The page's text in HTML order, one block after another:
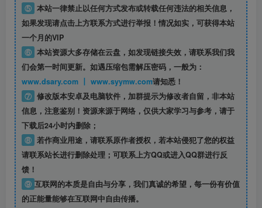
⑤ 本站一律禁止以任何方式发布或转载任何违法的相关信息，
如果发现请点击上方联系方式进行举报！情况如实，可获得本站
一个月的VIP
⑥ 本站资源大多存储在云盘，如发现链接失效，请联系我们我
们会第一时间更新。如遇压缩包需解压密码，一般为：
www.dsary.com 丨 www.syymw.com请知悉！
⑦ 修改版本安卓及电脑软件，加群提示为修改者自留， 非本站
信息，注意鉴别！资源来源于网络，仅供大家学习与参考，请于
下载后24小时内删除；
⑧ 若作商业用途，请联系原作者授权，若本站侵犯了您的权益
请联系站长进行删除处理；可联系上方QQ或进入QQ群进行反
馈！
⑨ 互联网的本质是自由与分享，我们真诚的希望，每一份有价值
的正能量能够在互联网中自由传播。